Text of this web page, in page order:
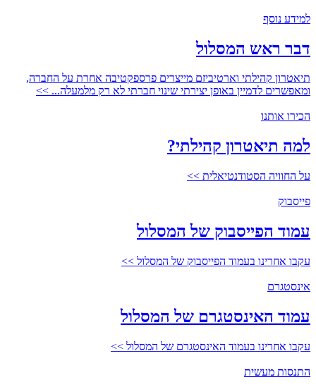
למידע נוסף
דבר ראש המסלול
תיאטרון קהילתי וארטיביזם מייצרים פרספקטיבה אחרת על החברה,
ומאפשרים לדמיין באופן יצירתי שינוי חברתי לא רק מלמעלה... >>
הכירו אותנו
למה תיאטרון קהילתי?
על החוויה הסטודנטיאלית >>
פייסבוק
עמוד הפייסבוק של המסלול
עקבו אחרינו בעמוד הפייסבוק של המסלול >>
אינסטגרם
עמוד האינסטגרם של המסלול
עקבו אחרינו בעמוד האינסטגרם של המסלול >>
התנסות מעשית